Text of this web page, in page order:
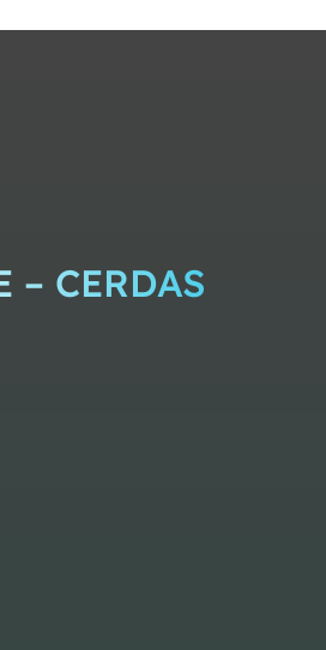
– CERDAS